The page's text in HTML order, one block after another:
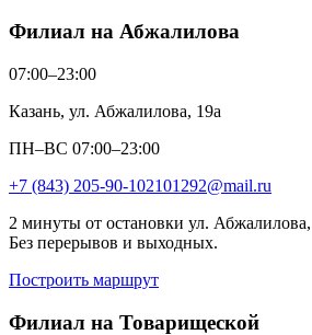
Филиал на Абжалилова
07:00–23:00
Казань, ул. Абжалилова, 19а
ПН–ВС 07:00–23:00
+7 (843) 205-90-102101292@mail.ru
2 минуты от остановки ул. Абжалилова,
Без перерывов и выходных.
Построить маршрут
Филиал на Товарищеской